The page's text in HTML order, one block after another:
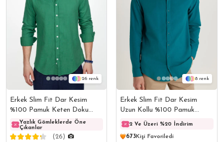
26
Erkek Slim Fit Dar Kesim
%100 Pamuk Keten Doku
Düğmeli Yaka Yeşil Gömlek
Yazlık Gömleklerde Öne
Çıkanlar
Yazlık Gömleklerde Öne
Çıkanlar
(26)
8
Erkek Slim Fit Dar Kesim
Uzun Kollu %100 Pamuk
Keten Doku Hakim Yaka Yeşil
Gömlek
2 Ve Üzeri %20 İndirim
673Kişi Favoriledi